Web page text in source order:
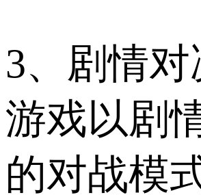
3、剧情对
游戏以剧
的对战模